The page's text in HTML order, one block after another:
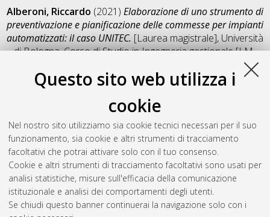
Questo sito web utilizza i
cookie
Nel nostro sito utilizziamo sia cookie tecnici necessari per il suo
funzionamento, sia cookie e altri strumenti di tracciamento
facoltativi che potrai attivare solo con il tuo consenso.
Cookie e altri strumenti di tracciamento facoltativi sono usati per
analisi statistiche, misure sull'efficacia della comunicazione
istituzionale e analisi dei comportamenti degli utenti.
Se chiudi questo banner continuerai la navigazione solo con i
Alberoni, Riccardo (2021) Elaborazione di uno strumento di
preventivazione e pianificazione delle commesse per impianti
automatizzati: il caso UNITEC. [Laurea magistrale], Università
di Bologna, Corso di Studio inIngegneria gestionale [LM-
Salva citazione
Condividi
Il full-text non è disponibile per scelta dell'autore. (
Abstract
Altri metadati
Gestione del documento: